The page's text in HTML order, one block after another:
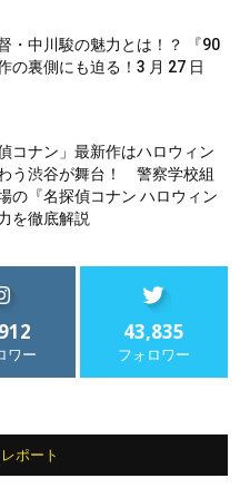
・中川駿の魅力とは！？ 『90
の裏側にも迫る！3 月 27 日
コナン」最新作はハロウィン
う渋谷が舞台！ 警察学校組
の『名探偵コナン ハロウィン
を徹底解説
ワー
43,835
フォロワー
ポート